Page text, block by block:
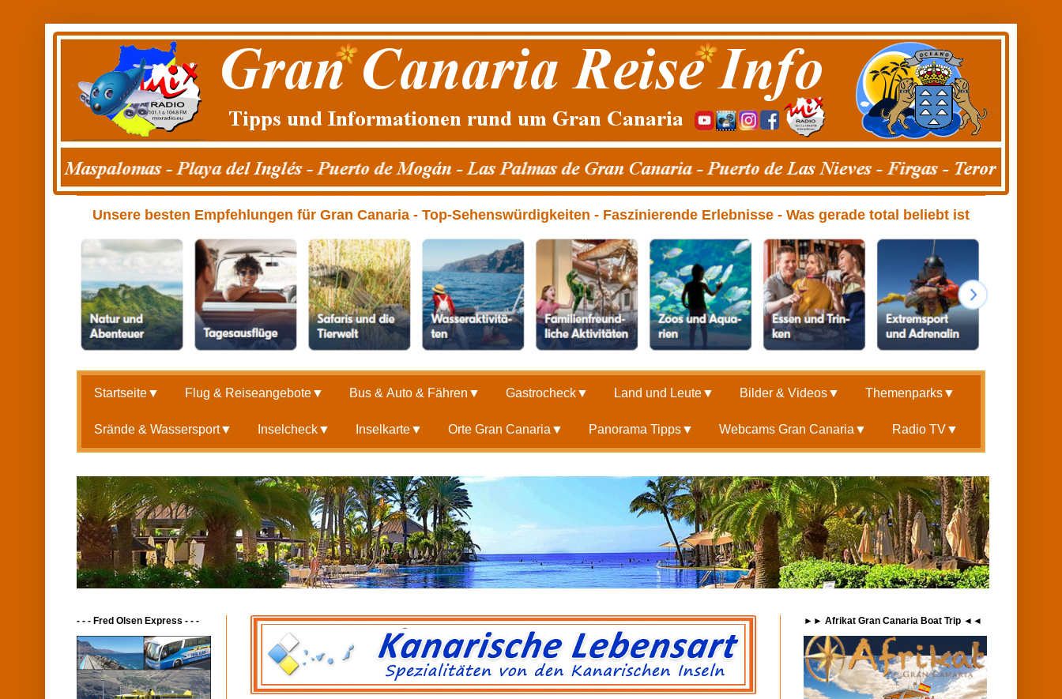
Unsere besten Empfehlungen für Gran Canaria - Top-Sehenswürdigkeiten - Faszinierende Erlebnisse - Was gerade total beliebt ist
Startseite▼ Flug & Reiseangebote▼ Bus & Auto & Fähren ▼ Gastrocheck▼ Land und Leute▼ Bilder & Videos▼ Themenparks▼
Srände & Wassersport▼ Inselcheck▼ Inselkarte▼ Orte Gran Canaria ▼ Panorama Tipps▼ Webcams Gran Canaria ▼ Radio TV▼
- - - Fred Olsen Express - - - ►► Afrikat Gran Canaria Boat Trip ◄◄